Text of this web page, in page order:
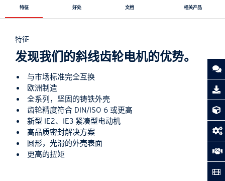
特征 好处 文档 相关产品
特征
发现我们的斜线齿轮电机的优势。
与市场标准完全互换
欧洲制造
全系列，坚固的铸铁外壳
齿轮精度符合 DIN/ISO 6 或更高
新型 IE2、IE3 紧凑型电动机
高品质密封解决方案
圆形，光滑的外壳表面
更高的扭矩